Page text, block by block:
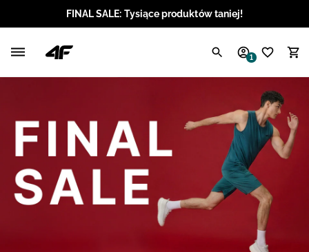
FINAL SALE: Tysiące produktów taniej!
1
Chorwacki / EUR
Czeski / CZK